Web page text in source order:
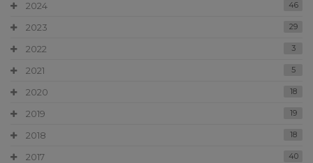
2024 46
2023 29
2022 3
2021 5
2020 18
2019 19
2018 18
2017 40